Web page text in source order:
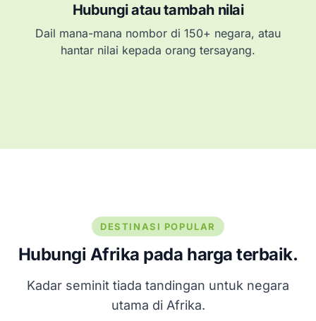
Hubungi atau tambah nilai
Dail mana-mana nombor di 150+ negara, atau
hantar nilai kepada orang tersayang.
DESTINASI POPULAR
Hubungi Afrika pada harga terbaik.
Kadar seminit tiada tandingan untuk negara
utama di Afrika.